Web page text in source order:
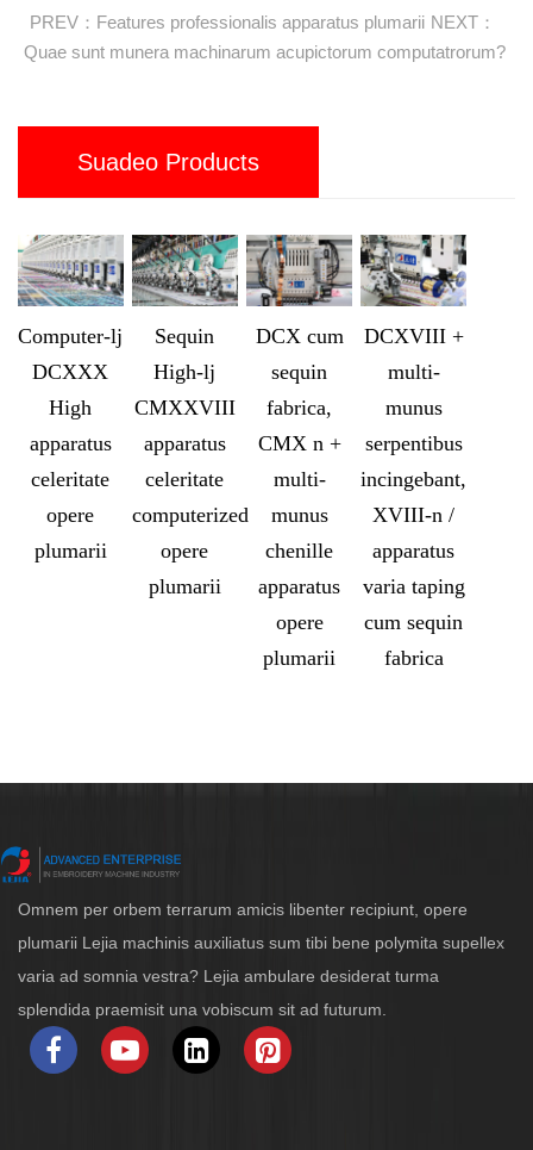
PREV：Features professionalis apparatus plumarii NEXT：
Quae sunt munera machinarum acupictorum computatrorum?
Suadeo Products
Computer-lj
DCXXX
High
apparatus
celeritate
opere
plumarii
Sequin
High-lj
CMXXVIII
apparatus
celeritate
computerized
opere
plumarii
DCX cum
sequin
fabrica,
CMX n +
multi-
munus
chenille
apparatus
opere
plumarii
DCXVIII +
multi-
munus
serpentibus
incingebant,
XVIII-n /
apparatus
varia taping
cum sequin
fabrica
Omnem per orbem terrarum amicis libenter recipiunt, opere
plumarii Lejia machinis auxiliatus sum tibi bene polymita supellex
varia ad somnia vestra? Lejia ambulare desiderat turma
splendida praemisit una vobiscum sit ad futurum.